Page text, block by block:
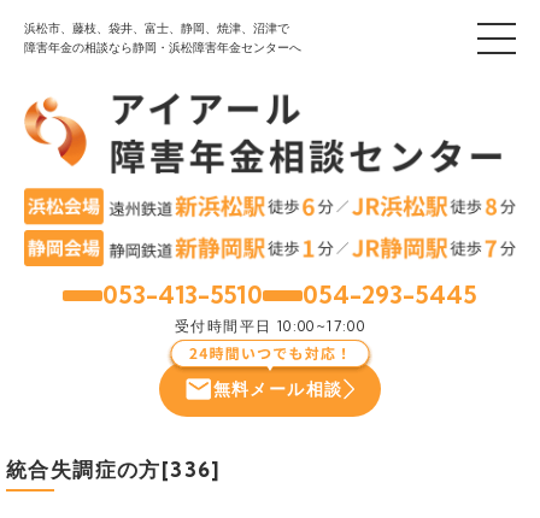
浜松市、藤枝、袋井、富士、静岡、焼津、沼津で
障害年金の相談なら静岡・浜松障害年金センターへ
053-413-5510 054-293-5445
受付時間 平日 10:00~17:00
無料メール相談
統合失調症の方[336]